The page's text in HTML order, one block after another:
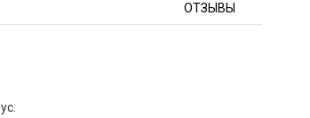
ОТЗЫВЫ